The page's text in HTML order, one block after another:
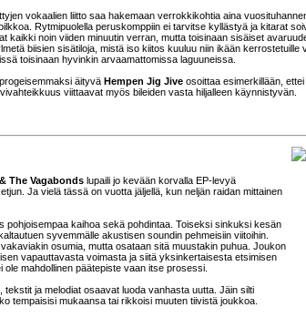
vokaalien liitto saa hakemaan verrokkikohtia aina
Rytmipuolella peruskomppiin ei tarvitse kyllästyä ja kitarat
kaikki noin viiden minuutin verran, mutta toisinaan sisäiset
biisien sisätiloja, mistä iso kiitos kuuluu niin ikään kerrostetuille
toisinaan hyvinkin arvaamattomissa laguuneissa.
äityvä Hempen Jig Jive osoittaa esimerkillään,
viittaavat myös bileiden vasta hiljalleen käynnistyvän.
The Vagabonds lupaili jo kevään korvalla EP-levyä
Ja vielä tässä on vuotta jäljellä, kun neljän raidan mittainen
kaihoa sekä pohdintaa. Toiseksi sinkuksi kesän
syvemmälle akustisen soundin pehmeisiin viitoihin.
osumia, mutta osataan sitä muustakin puhua. Joukon
vapauttavasta voimasta ja siitä yksinkertaisesta etsimisen
mahdollinen päätepiste vaan itse prosessi.
ja melodiat osaavat luoda vanhasta uutta. Jäin silti
tempaisisi mukaansa tai rikkoisi muuten tiivistä joukkoa.